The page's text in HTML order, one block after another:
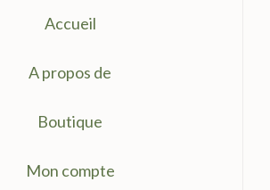
Accueil
A propos de
Boutique
Mon compte